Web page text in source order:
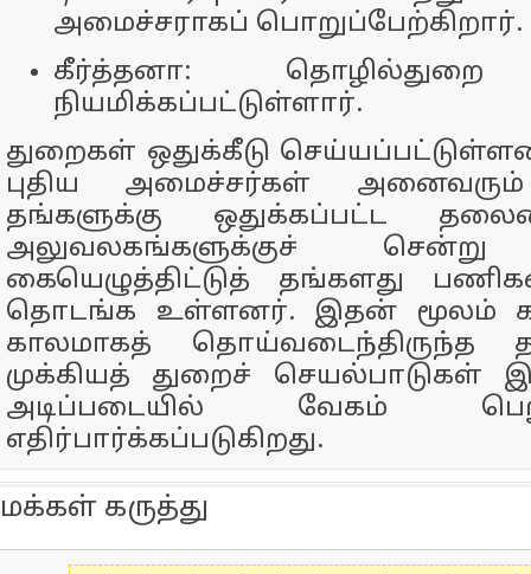
அமைச்சராகப் பொறுப்பேற்கிறார்.
கீர்த்தனா: தொழில்துறை
நியமிக்கப்பட்டுள்ளார்.
துறைகள் ஒதுக்கீடு
புதிய அமைச்சர்கள்
தங்களுக்கு ஒதுக்கப்பட்ட
அலுவலகங்களுக்குச் சென்று
கையெழுத்திட்டுத் தங்களது
தொடங்க உள்ளனர். இதன் மூலம்
காலமாகத் தொய்வடைந்திருந்த
முக்கியத் துறைச் செயல்பாடுகள்
அடிப்படையில் வேகம்
எதிர்பார்க்கப்படுகிறது.
மக்கள் கருத்து